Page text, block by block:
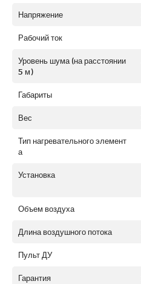
Напряжение
Рабочий ток
Уровень шума (на расстоянии
5 м)
Габариты
Вес
Тип нагревательного элемент
а
Установка
Объем воздуха
Длина воздушного потока
Пульт ДУ
Гарантия